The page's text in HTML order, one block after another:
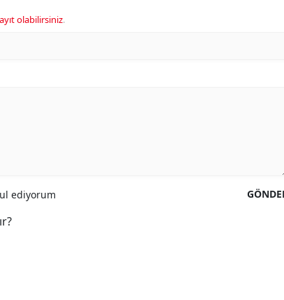
olabilirsiniz.
ediyorum